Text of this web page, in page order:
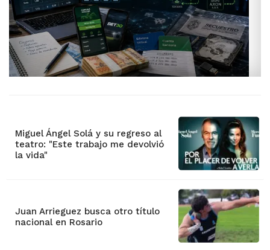
Miguel Ángel Solá y su regreso al
teatro: "Este trabajo me devolvió
la vida"
Juan Arrieguez busca otro título
nacional en Rosario